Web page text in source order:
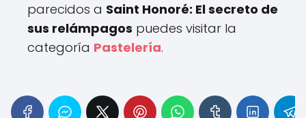
parecidos a Saint Honoré: El secreto de
sus relámpagos puedes visitar la
categoría Pastelería.